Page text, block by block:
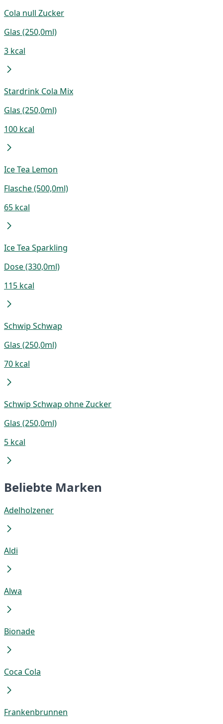
Cola null Zucker
Glas (250,0ml)
3 kcal
Stardrink Cola Mix
Glas (250,0ml)
100 kcal
Ice Tea Lemon
Flasche (500,0ml)
65 kcal
Ice Tea Sparkling
Dose (330,0ml)
115 kcal
Schwip Schwap
Glas (250,0ml)
70 kcal
Schwip Schwap ohne Zucker
Glas (250,0ml)
5 kcal
Beliebte Marken
Adelholzener
Aldi
Alwa
Bionade
Coca Cola
Frankenbrunnen